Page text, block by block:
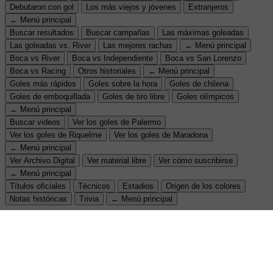
Debutaron con gol
Los más viejos y jóvenes
Extranjeros
← Menú principal
Buscar resultados
Buscar campañas
Las máximas goleadas
Las goleadas vs. River
Las mejores rachas
← Menú principal
Boca vs River
Boca vs Independiente
Boca vs San Lorenzo
Boca vs Racing
Otros historiales
← Menú principal
Goles más rápidos
Goles sobre la hora
Goles de chilena
Goles de emboquillada
Goles de tiro libre
Goles olímpicos
← Menú principal
Buscar videos
Ver los goles de Palermo
Ver los goles de Riquelme
Ver los goles de Maradona
← Menú principal
Ver Archivo Digital
Ver material libre
Ver cómo suscribirse
← Menú principal
Títulos oficiales
Técnicos Estadios
Origen de los colores
Notas históricas
Trivia ← Menú principal